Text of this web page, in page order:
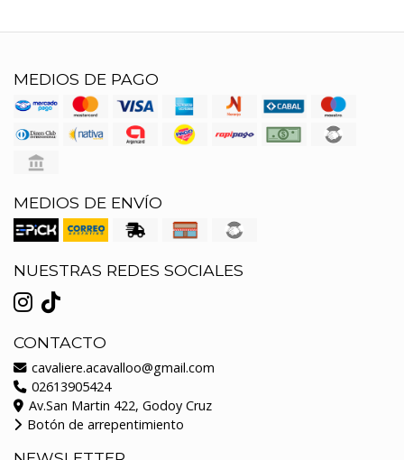
MEDIOS DE PAGO
MEDIOS DE ENVÍO
NUESTRAS REDES SOCIALES
CONTACTO
cavaliere.acavalloo@gmail.com
02613905424
Av.San Martin 422, Godoy Cruz
Botón de arrepentimiento